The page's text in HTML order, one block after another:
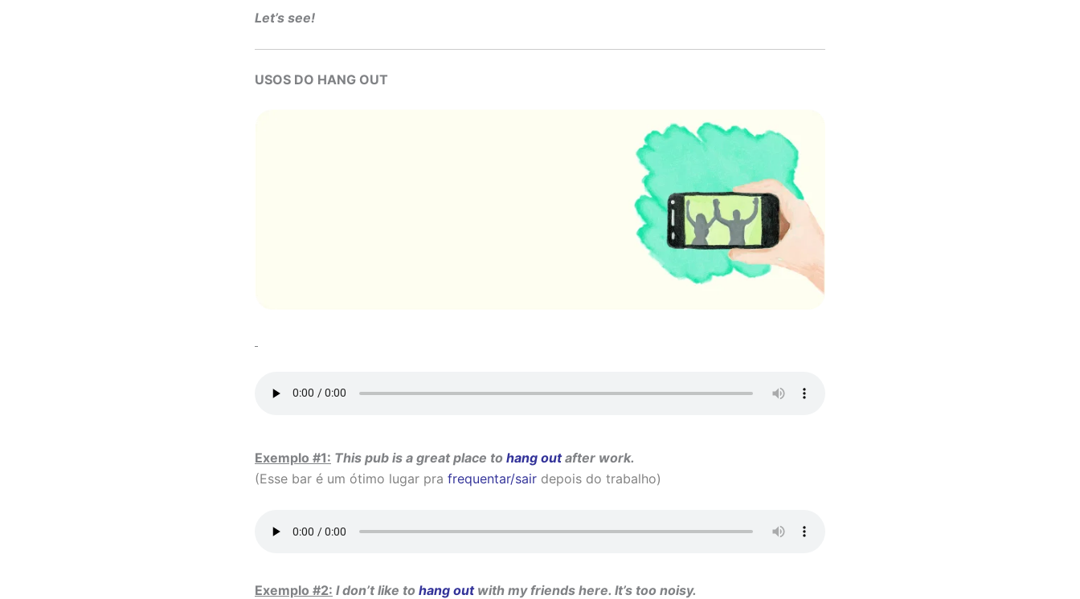
Let’s see!
USOS DO HANG OUT
Exemplo #1: This pub is a great place to hang outafter work.
(Esse bar é um ótimo lugar pra frequentar/sair depois do trabalho)
Exemplo #2: I don’t like to hang outwith my friends here. It’s too noisy.